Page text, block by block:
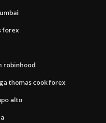
forex
robinhood
thomas cook forex
alto